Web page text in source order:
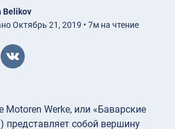
Belikov
Октябрь 21, 2019 • 7м на чтение
Motoren Werke, или «Баварские
представляет собой вершину